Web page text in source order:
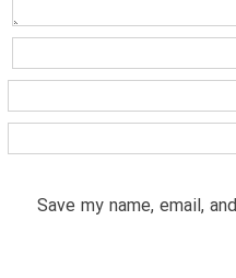
Save my name, email,